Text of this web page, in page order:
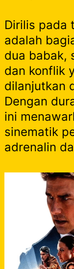
Dirilis pada
adalah
dua babak,
dan konflik
dilanjutkan
Dengan
ini
sinematik
adrenalin